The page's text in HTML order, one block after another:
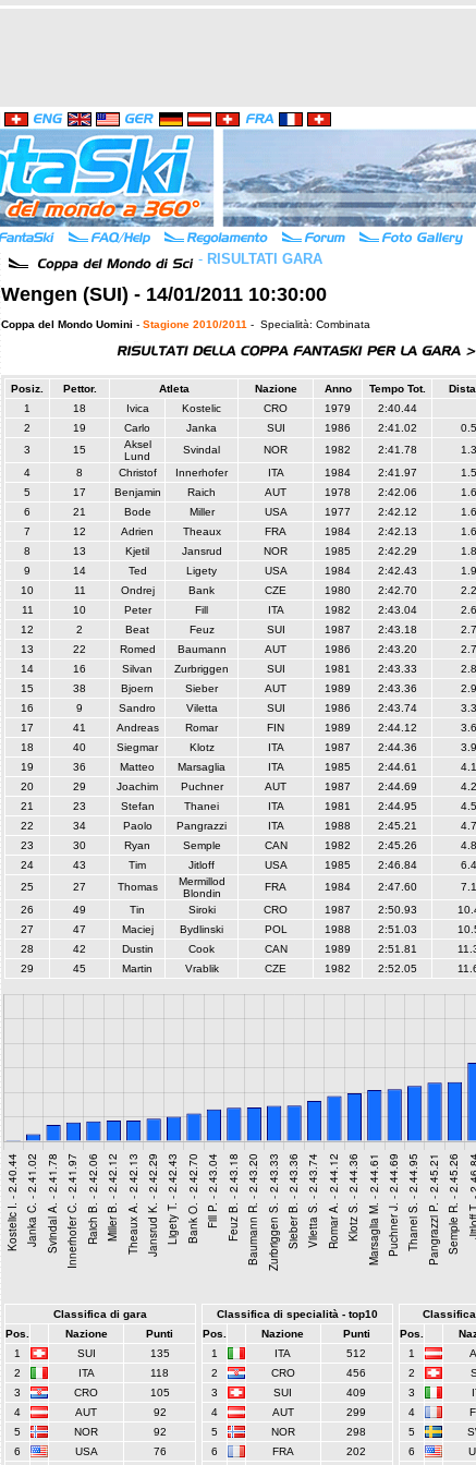
- RISULTATI GARA
Wengen (SUI) - 14/01/2011 10:30:00
Coppa del Mondo Uomini - Stagione 2010/2011 - Specialità: Combinata
Posiz. Pettor. Atleta Nazione Anno Tempo Tot.
1
18 Ivica Kostelic CRO 1979 2:40.44
2
19 Carlo Janka SUI 1986 2:41.02
3
15
Aksel
Lund
Svindal NOR 1982 2:41.78
4
8 Christof Innerhofer ITA 1984 2:41.97
5
17 Benjamin Raich AUT 1978 2:42.06
6
21 Bode Miller USA 1977 2:42.12
7
12 Adrien Theaux FRA 1984 2:42.13
8
13 Kjetil Jansrud NOR 1985 2:42.29
9
14 Ted Ligety USA 1984 2:42.43
10
11 Ondrej Bank CZE 1980 2:42.70
11
10 Peter Fill ITA 1982 2:43.04
12
2 Beat Feuz SUI 1987 2:43.18
13
22 Romed Baumann AUT 1986 2:43.20
14
16 Silvan Zurbriggen SUI 1981 2:43.33
15
38 Bjoern Sieber AUT 1989 2:43.36
16
9 Sandro Viletta SUI 1986 2:43.74
17
41 Andreas Romar FIN 1989 2:44.12
18
40 Siegmar Klotz ITA 1987 2:44.36
19
36 Matteo Marsaglia ITA 1985 2:44.61
20
29 Joachim Puchner AUT 1987 2:44.69
21
23 Stefan Thanei ITA 1981 2:44.95
22
34 Paolo Pangrazzi ITA 1988 2:45.21
23
30 Ryan Semple CAN 1982 2:45.26
24
43 Tim Jitloff USA 1985 2:46.84
25
27 Thomas
Mermillod
Blondin
FRA 1984 2:47.60
26
49 Tin Siroki CRO 1987 2:50.93
27
47 Maciej Bydlinski POL 1988 2:51.03
28
42 Dustin Cook CAN 1989 2:51.81
29
45 Martin Vrablik CZE 1982 2:52.05
Classifica di gara
Pos.
Nazione
Punti
1
SUI
135
2
ITA
118
3
CRO
105
4
AUT
92
5
NOR
92
6
USA 76
Classifica di specialità - top10
Pos.
Nazione
Punti
1
ITA
512
2
CRO
456
3
SUI
409
4
AUT
299
5
NOR
298
6
FRA 202
Pos.
1
2
3
4
5
6